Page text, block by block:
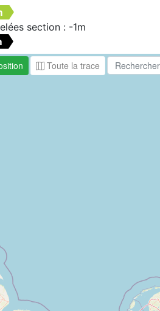
section : -1m
Toute la trace